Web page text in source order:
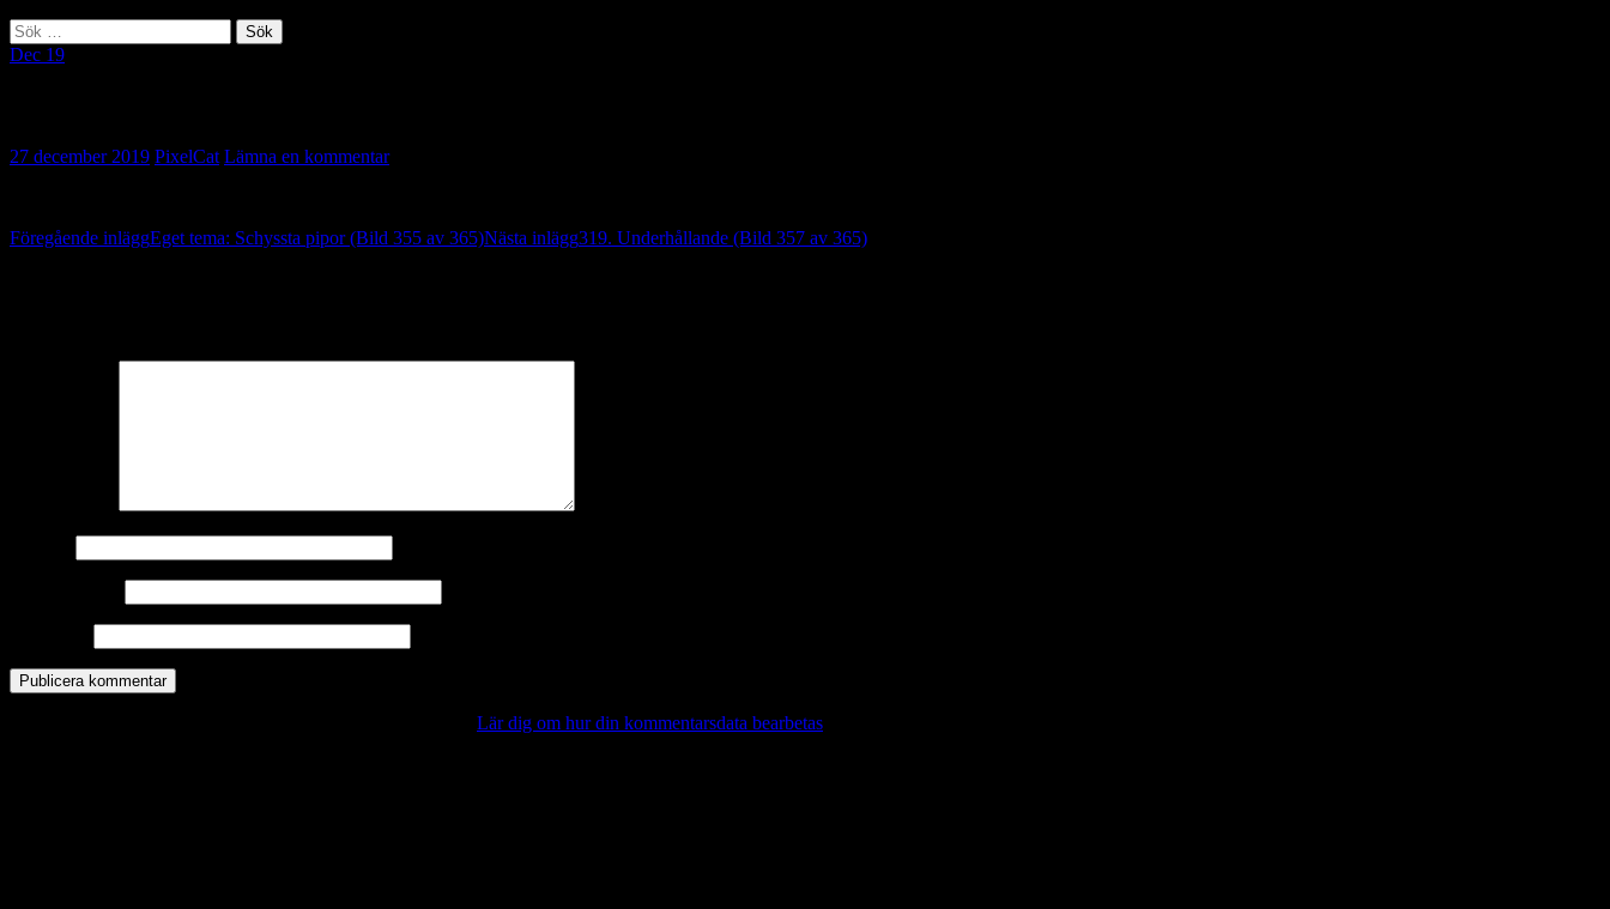
Sök
efter:
Dec 19
27 december 2019 PixelCat Lämna en kommentar
Inläggsnavigering
Föregående inläggEget tema: Schyssta pipor (Bild 355 av 365)Nästa inlägg319. Underhållande (Bild 357 av 365)
Lär dig om hur din kommentarsdata bearbetas